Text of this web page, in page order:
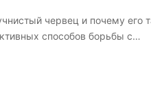
червец и почему его
способов борьбы с…